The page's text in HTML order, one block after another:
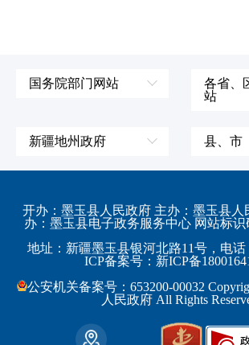
国务院部门网站
国防部
教育部
工业和信息化部
监察部
民政部
司法部
各省、
站
新疆地州政府
伊犁哈萨克自治州
阿勒泰地区
博尔塔拉蒙古自治州
吐鲁番地区
巴音郭楞蒙古自治州
县、市
开办：墨玉县人民政府 主办：墨玉县人
办：墨玉县电子政务服务中心 网站标识
地址：新疆墨玉县银河北路11号，电话
ICP备案号：新ICP备
公安机关备案号：653200-00032
人民政府 All Rights